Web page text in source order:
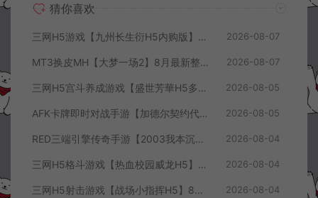
猜你喜欢
三网H5游戏【九州长生衍H5内购版】8月最新整理Linux手工服务端+管理后台+GM授权后台+简易安卓客户端+详细搭建教程+视频教程 2026-08-07
MT3换皮MH【大梦一场2】8月最新整理Linux手工服务端+源码+管理后台+安卓苹果双端+详细搭建教程+视频教程 2026-08-07
三网H5宫斗养成游戏【盛世芳華H5多区跨服代金券内购优化版】8月最新整理Linux手工服务端+CDK授权后台+全资源安卓+详细搭建教程+视频教程 2026-08-05
AFK卡牌即时对战手游【加德尔契约代金券内购修复版】8月最新整理Linux手工服务端+前后端全套源码+CDK授权后台+安卓苹果双端+详细搭建教程+视频教程 2026-08-05
RED三端引擎传奇手游【2003我本沉默三职业】8月最新整理Win一键服务端+PC安卓+详细搭建教程 2026-08-04
三网H5格斗游戏【热血校园威龙H5】8月最新整理Linux手工服务端+Win一键服务端+解压即玩+简易安卓客户端+详细搭建教程 2026-08-04
三网H5射击游戏【战场小指挥H5】8月最新整理Linux手工服务端+Win一键服务端+解压即玩+简易安卓客户端+详细搭建教程 2026-08-04